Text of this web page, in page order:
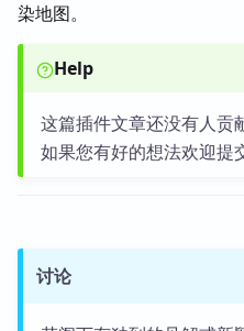
染地图。
Help
这篇插件文章还没有人贡
如果您有好的想法欢迎提
讨论